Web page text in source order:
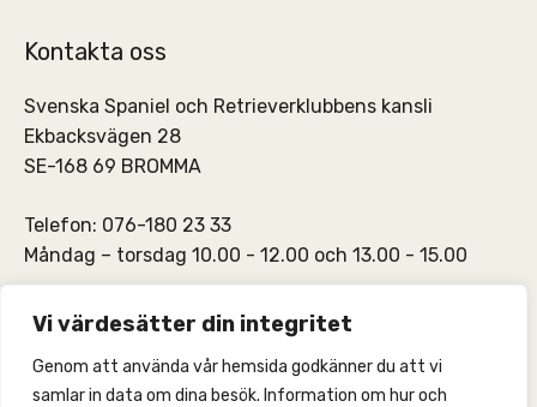
Vi värdesätter din integritet
Genom att använda vår hemsida godkänner du att vi
samlar in data om dina besök. Information om hur och
Kontakta oss
Svenska Spaniel och Retrieverklubbens kansli
Ekbacksvägen 28
SE-168 69 BROMMA
Telefon: 076-180 23 33
Måndag – torsdag 10.00 - 12.00 och 13.00 - 15.00
SSRKs kansli och medlemskontakt: info@ssrk.se
SSRKs webmaster:webmaster@ssrk.se